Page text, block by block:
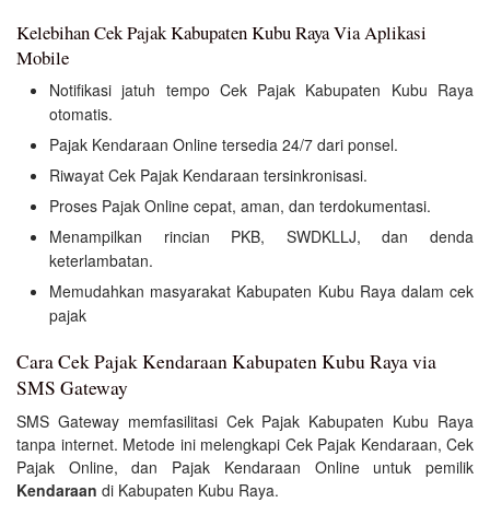
Kelebihan Cek Pajak Kabupaten Kubu Raya Via Aplikasi
Mobile
Notifikasi jatuh tempo Cek Pajak Kabupaten Kubu Raya
otomatis.
Pajak Kendaraan Online tersedia 24/7 dari ponsel.
Riwayat Cek Pajak Kendaraan tersinkronisasi.
Proses Pajak Online cepat, aman, dan terdokumentasi.
Menampilkan rincian PKB, SWDKLLJ, dan denda
keterlambatan.
Memudahkan masyarakat Kabupaten Kubu Raya dalam cek
pajak
Cara Cek Pajak Kendaraan Kabupaten Kubu Raya via
SMS Gateway
SMS Gateway memfasilitasi Cek Pajak Kabupaten Kubu Raya
tanpa internet. Metode ini melengkapi Cek Pajak Kendaraan, Cek
Pajak Online, dan Pajak Kendaraan Online untuk pemilik
Kendaraan di Kabupaten Kubu Raya.